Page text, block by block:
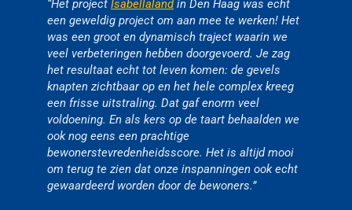
“Het project Isabellalandin Den Haag was echt
een geweldig project om aan mee te werken! Het
was een groot en dynamisch traject waarin we
veel verbeteringen hebben doorgevoerd. Je zag
het resultaat echt tot leven komen: de gevels
knapten zichtbaar op en het hele complex kreeg
een frisse uitstraling. Dat gaf enorm veel
voldoening. En als kers op de taart behaalden we
ook nog eens een prachtige
bewonerstevredenheidsscore. Het is altijd mooi
om terug te zien dat onze inspanningen ook echt
gewaardeerd worden door de bewoners.”